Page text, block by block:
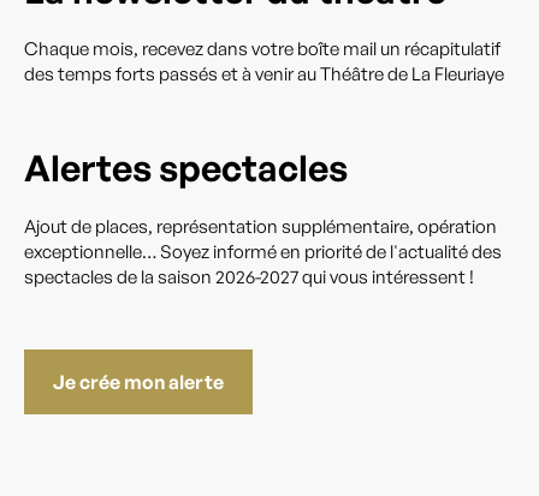
Chaque mois, recevez dans votre boîte mail un récapitulatif
des temps forts passés et à venir au Théâtre de La Fleuriaye
Alertes spectacles
Ajout de places, représentation supplémentaire, opération
exceptionnelle… Soyez informé en priorité de l'actualité des
spectacles de la saison 2026-2027 qui vous intéressent !
Je crée mon alerte